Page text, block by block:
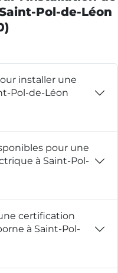
Pol-de-Léon
installer une
Pol-de-Léon
pour une
à Saint-Pol-
certification
à Saint-Pol-